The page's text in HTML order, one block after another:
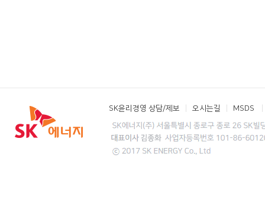
SK윤리경영 상담/제보 오시는길 MSDS